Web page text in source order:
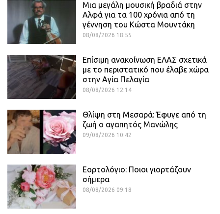
Μια μεγάλη μουσική βραδιά στην
Αλφά για τα 100 χρόνια από τη
γέννηση του Κώστα Μουντάκη
08/08/2026 18:55
Επίσιμη ανακοίνωση ΕΛΑΣ σχετικά
με το περιστατικό που έλαβε χώρα
στην Αγία Πελαγία
08/08/2026 12:14
Θλίψη στη Μεσαρά: Έφυγε από τη
ζωή ο αγαπητός Μανώλης
09/08/2026 10:42
Εορτολόγιο: Ποιοι γιορτάζουν
σήμερα
08/08/2026 09:18